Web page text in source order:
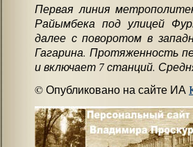
Первая линия
Райымбека под улицей
далее с поворотом в
Гагарина. Протяженность
и включает 7 станций.
© Опубликовано на сайте ИА